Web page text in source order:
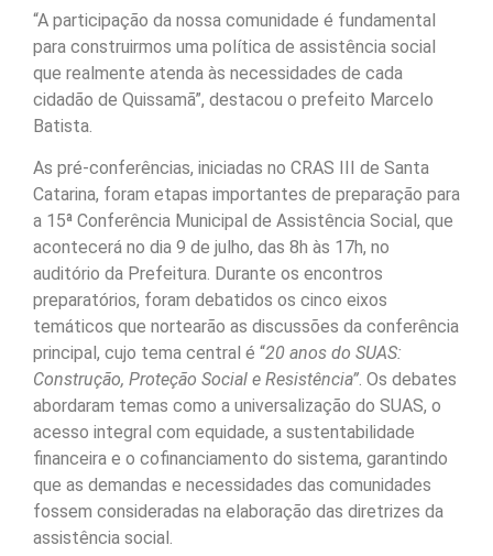
“A participação da nossa comunidade é fundamental
para construirmos uma política de assistência social
que realmente atenda às necessidades de cada
cidadão de Quissamã”, destacou o prefeito Marcelo
Batista.
As pré-conferências, iniciadas no CRAS III de Santa
Catarina, foram etapas importantes de preparação para
a 15ª Conferência Municipal de Assistência Social, que
acontecerá no dia 9 de julho, das 8h às 17h, no
auditório da Prefeitura. Durante os encontros
preparatórios, foram debatidos os cinco eixos
temáticos que nortearão as discussões da conferência
principal, cujo tema central é “20 anos do SUAS:
Construção, Proteção Social e Resistência”. Os debates
abordaram temas como a universalização do SUAS, o
acesso integral com equidade, a sustentabilidade
financeira e o cofinanciamento do sistema, garantindo
que as demandas e necessidades das comunidades
fossem consideradas na elaboração das diretrizes da
assistência social.